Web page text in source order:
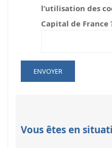
l’utilisation des
Capital de France
Vous êtes en